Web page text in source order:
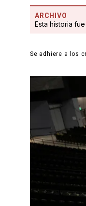
ARCHIVO
Esta historia
Se adhiere a los